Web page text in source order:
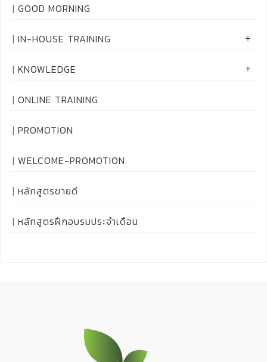
GOOD MORNING
IN-HOUSE TRAINING
KNOWLEDGE
ONLINE TRAINING
PROMOTION
WELCOME-PROMOTION
หลักสูตรขายดี
หลักสูตรฝึกอบรมประจำเดือน